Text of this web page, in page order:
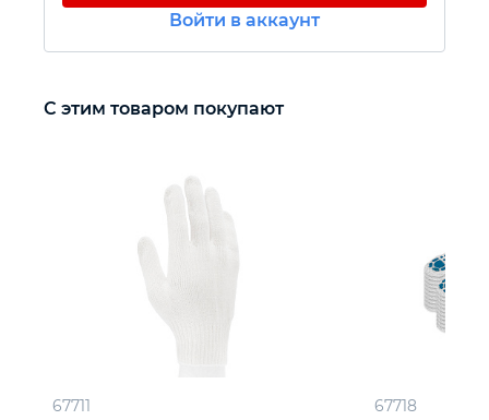
Прочий инструмент
Войти в аккаунт
С этим товаром покупают
67711
67718